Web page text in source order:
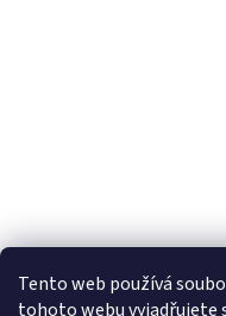
Tento web používá
tohoto webu vyjadřujete